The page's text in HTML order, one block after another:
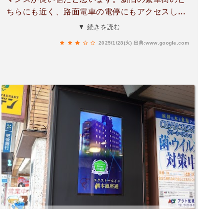
ちらにも近く、路面電車の電停にもアクセスしや
すいので便利も良いです。施設は多少古い感じも
▼ 続きを読む
2025/1/28(火) 出典:www.google.com